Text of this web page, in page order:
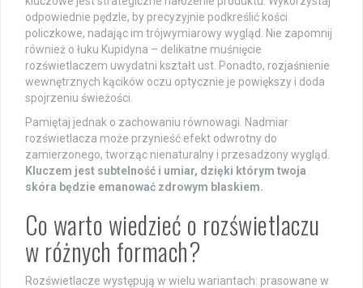
odpowiednie pędzle, by precyzyjnie podkreślić kości
policzkowe, nadając im trójwymiarowy wygląd. Nie zapomnij
również o łuku Kupidyna – delikatne muśnięcie
rozświetlaczem uwydatni kształt ust. Ponadto, rozjaśnienie
wewnętrznych kącików oczu optycznie je powiększy i doda
spojrzeniu świeżości.
Pamiętaj jednak o zachowaniu równowagi. Nadmiar
rozświetlacza może przynieść efekt odwrotny do
zamierzonego, tworząc nienaturalny i przesadzony wygląd.
Kluczem jest subtelność i umiar, dzięki którym twoja
skóra będzie emanować zdrowym blaskiem.
Co warto wiedzieć o rozświetlaczu
w różnych formach?
Rozświetlacze występują w wielu wariantach: prasowane w